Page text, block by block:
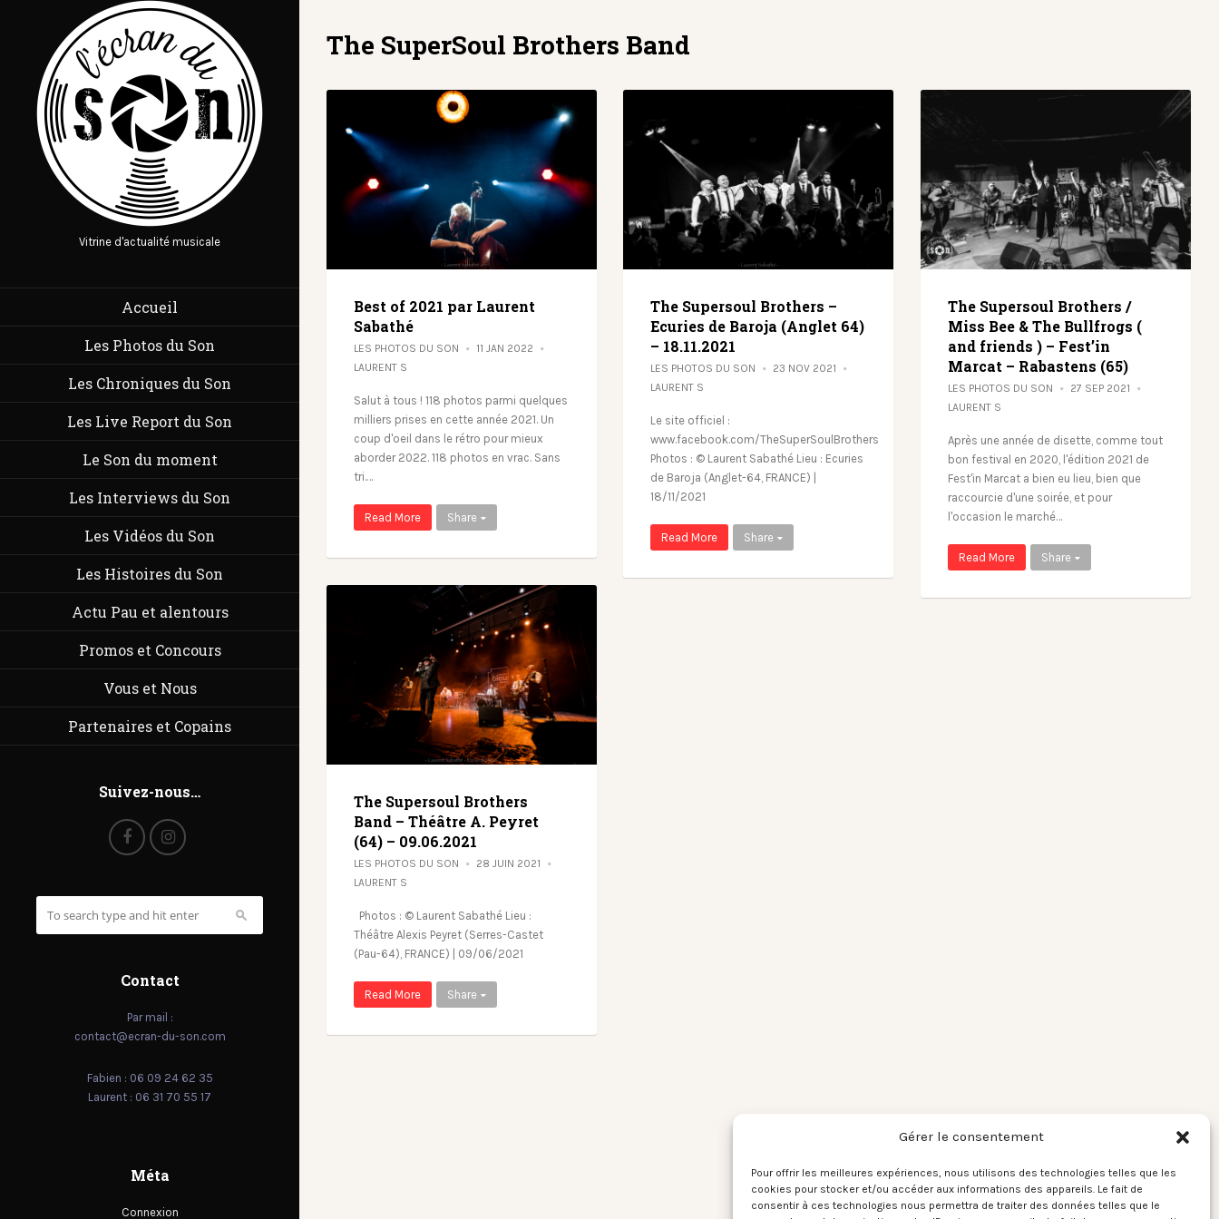
Gérer le consentement
Pour offrir les meilleures expériences, nous utilisons des technologies telles que les
cookies pour stocker et/ou accéder aux informations des appareils. Le fait de
consentir à ces technologies nous permettra de traiter des données telles que le
Vitrine d'actualité musicale
Accueil
Les Photos du Son
Les Chroniques du Son
Les Live Report du Son
Le Son du moment
Les Interviews du Son
Les Vidéos du Son
Les Histoires du Son
Actu Pau et alentours
Promos et Concours
Vous et Nous
Partenaires et Copains
Suivez-nous…
Contact
Par mail :
contact@ecran-du-son.com
Fabien : 06 09 24 62 35
Laurent : 06 31 70 55 17
Méta
Connexion
The SuperSoul Brothers Band
Best of 2021 par Laurent
Sabathé
LES PHOTOS DU SON
11 JAN 2022
LAURENT S
Salut à tous ! 118 photos parmi quelques
milliers prises en cette année 2021. Un
coup d'oeil dans le rétro pour mieux
aborder 2022. 118 photos en vrac. Sans
tri.…
Read More Share
The Supersoul Brothers –
Ecuries de Baroja (Anglet 64)
– 18.11.2021
LES PHOTOS DU SON
23 NOV 2021
LAURENT S
Le site officiel :
www.facebook.com/TheSuperSoulBrothers
Photos : © Laurent Sabathé Lieu : Ecuries
de Baroja (Anglet-64, FRANCE) |
18/11/2021
Read More Share
The Supersoul Brothers /
Miss Bee & The Bullfrogs (
and friends ) – Fest’in
Marcat – Rabastens (65)
LES PHOTOS DU SON
27 SEP 2021
LAURENT S
Après une année de disette, comme tout
bon festival en 2020, l'édition 2021 de
Fest'in Marcat a bien eu lieu, bien que
raccourcie d'une soirée, et pour
l'occasion le marché…
Read More Share
The Supersoul Brothers
Band – Théâtre A. Peyret
(64) – 09.06.2021
LES PHOTOS DU SON
28 JUIN 2021
LAURENT S
Photos : © Laurent Sabathé Lieu :
Théâtre Alexis Peyret (Serres-Castet
(Pau-64), FRANCE) | 09/06/2021
Read More Share